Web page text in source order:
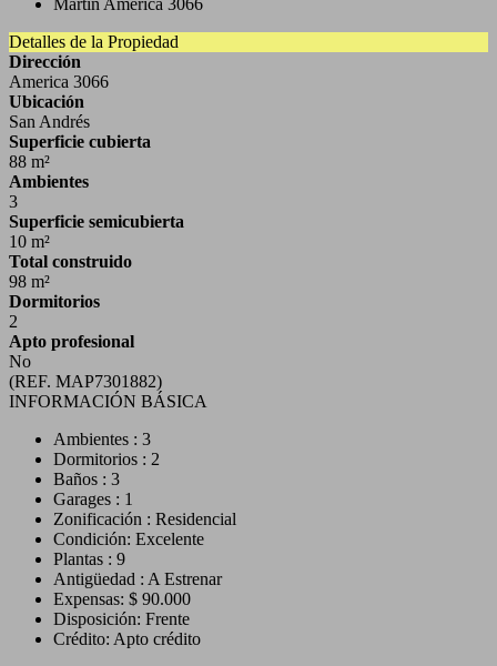
Detalles de la Propiedad
Dirección
America 3066
Ubicación
San Andrés
Superficie cubierta
88 m²
Ambientes
3
Superficie semicubierta
10 m²
Total construido
98 m²
Dormitorios
2
Apto profesional
No
(REF. MAP7301882)
INFORMACIÓN BÁSICA
Ambientes : 3
Dormitorios : 2
Baños : 3
Garages : 1
Zonificación : Residencial
Condición: Excelente
Plantas : 9
Antigüedad : A Estrenar
Expensas: $ 90.000
Disposición: Frente
Crédito: Apto crédito